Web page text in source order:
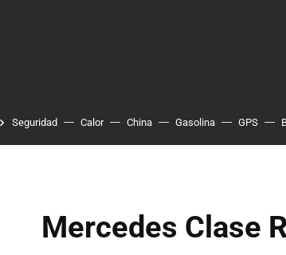
Seguridad Calor China Gasolina GPS
Mercedes Clase